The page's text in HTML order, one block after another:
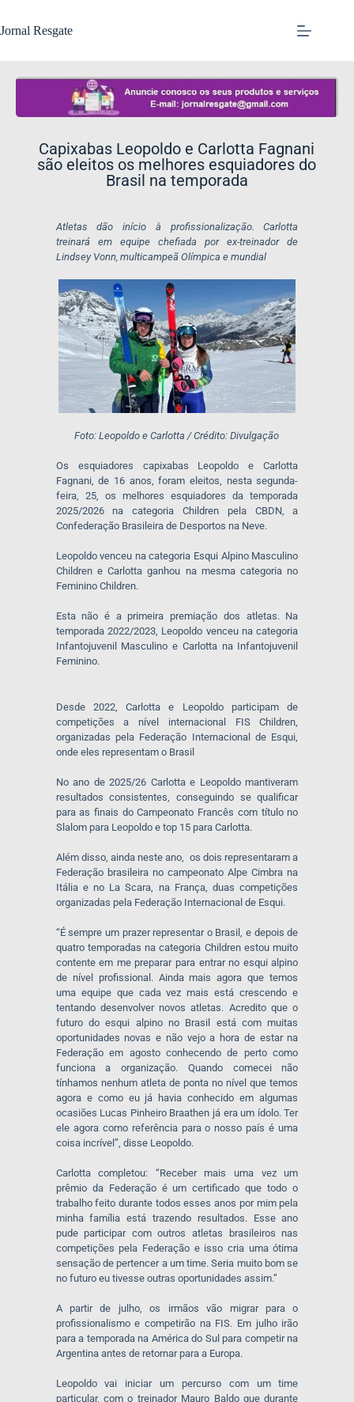
Jornal Resgate
Capixabas Leopoldo e Carlotta Fagnani
são eleitos os melhores esquiadores do
Brasil na temporada
Atletas dão início à profissionalização. Carlotta
treinará em equipe chefiada por ex-treinador de
Lindsey Vonn, multicampeã Olímpica e mundial
Foto: Leopoldo e Carlotta / Crédito: Divulgação
Os esquiadores capixabas Leopoldo e Carlotta
Fagnani, de 16 anos, foram eleitos, nesta segunda-
feira, 25, os melhores esquiadores da temporada
2025/2026 na categoria Children pela CBDN, a
Confederação Brasileira de Desportos na Neve.
Leopoldo venceu na categoria Esqui Alpino Masculino
Children e Carlotta ganhou na mesma categoria no
Feminino Children.
Esta não é a primeira premiação dos atletas. Na
temporada 2022/2023, Leopoldo venceu na categoria
Infantojuvenil Masculino e Carlotta na Infantojuvenil
Feminino.
Desde 2022, Carlotta e Leopoldo participam de
competições a nível internacional FIS Children,
organizadas pela Federação Internacional de Esqui,
onde eles representam o Brasil
No ano de 2025/26 Carlotta e Leopoldo mantiveram
resultados consistentes, conseguindo se qualificar
para as finais do Campeonato Francês com título no
Slalom para Leopoldo e top 15 para Carlotta.
Além disso, ainda neste ano, os dois representaram a
Federação brasileira no campeonato Alpe Cimbra na
Itália e no La Scara, na França, duas competições
organizadas pela Federação Internacional de Esqui.
“É sempre um prazer representar o Brasil, e depois de
quatro temporadas na categoria Children estou muito
contente em me preparar para entrar no esqui alpino
de nível profissional. Ainda mais agora que temos
uma equipe que cada vez mais está crescendo e
tentando desenvolver novos atletas. Acredito que o
futuro do esqui alpino no Brasil está com muitas
oportunidades novas e não vejo a hora de estar na
Federação em agosto conhecendo de perto como
funciona a organização. Quando comecei não
tínhamos nenhum atleta de ponta no nível que temos
agora e como eu já havia conhecido em algumas
ocasiões Lucas Pinheiro Braathen já era um ídolo. Ter
ele agora como referência para o nosso país é uma
coisa incrível”, disse Leopoldo.
Carlotta completou: “Receber mais uma vez um
prêmio da Federação é um certificado que todo o
trabalho feito durante todos esses anos por mim pela
minha família está trazendo resultados. Esse ano
pude participar com outros atletas brasileiros nas
competições pela Federação e isso cria uma ótima
sensação de pertencer a um time. Seria muito bom se
no futuro eu tivesse outras oportunidades assim.”
A partir de julho, os irmãos vão migrar para o
profissionalismo e competirão na FIS. Em julho irão
para a temporada na América do Sul para competir na
Argentina antes de retornar para a Europa.
Leopoldo vai iniciar um percurso com um time
particular, com o treinador Mauro Baldo que durante